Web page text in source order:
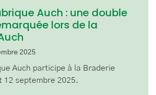
Auch : une double
lors de la
2025
Auch participe à la Braderie
12 septembre 2025.